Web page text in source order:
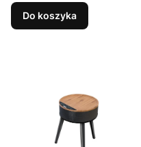
Do koszyka